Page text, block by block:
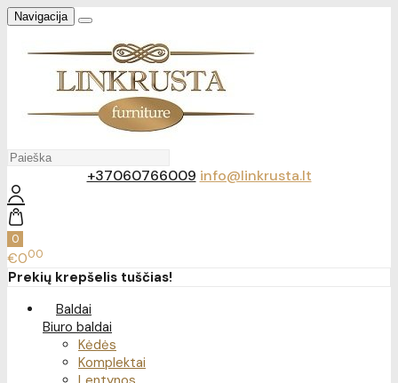
Navigacija
+37060766009 info@linkrusta.lt
0
€000
Prekių krepšelis tuščias!
Baldai
Biuro baldai
Kėdės
Komplektai